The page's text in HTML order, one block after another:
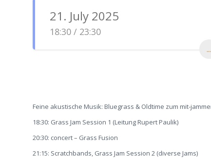
21. July 2025
18:30 / 23:30
...
Feine akustische Musik: Bluegrass & Oldtime zum mit-
18:30: Grass Jam Session 1 (Leitung Rupert Paulik)
20:30: concert – Grass Fusion
21:15: Scratchbands, Grass Jam Session 2 (diverse Jams)